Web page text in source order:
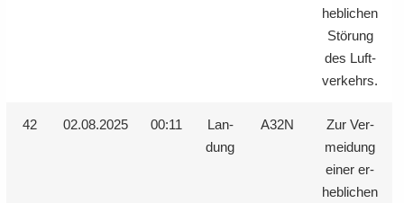
heb­li­chen
Stö­rung
des Luft­
ver­kehrs.
42 02.08.2025 00:11
Lan­
dung
A32N
Zur Ver­
mei­dung
einer er­
heb­li­chen